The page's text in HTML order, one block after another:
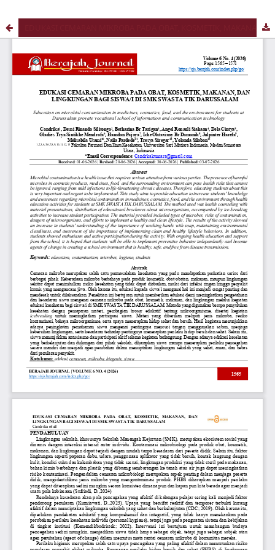
EDUKASI CEMARAN MIKROBA PADA OBAT, KOSMETIK, MAKANAN, DAN LINGKUNGAN BAGI SISWA/I DI SMK SWASTA TIK DARUSSALAM